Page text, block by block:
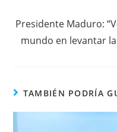
Presidente Maduro:
mundo en levantar
TAMBIÉN PODRÍA